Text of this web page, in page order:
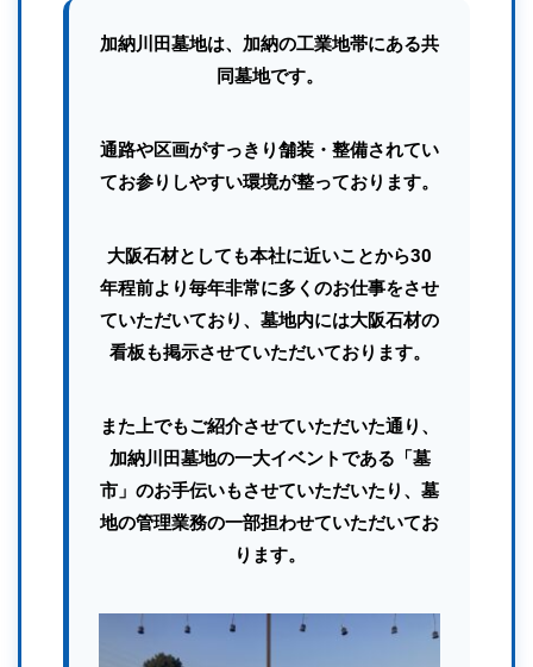
加納川田墓地は、加納の工業地帯にある共
同墓地です。
通路や区画がすっきり舗装・整備されてい
てお参りしやすい環境が整っております。
大阪石材としても本社に近いことから30
年程前より毎年非常に多くのお仕事をさせ
ていただいており、墓地内には大阪石材の
看板も掲示させていただいております。
また上でもご紹介させていただいた通り、
加納川田墓地の一大イベントである「墓
市」のお手伝いもさせていただいたり、墓
地の管理業務の一部担わせていただいてお
ります。